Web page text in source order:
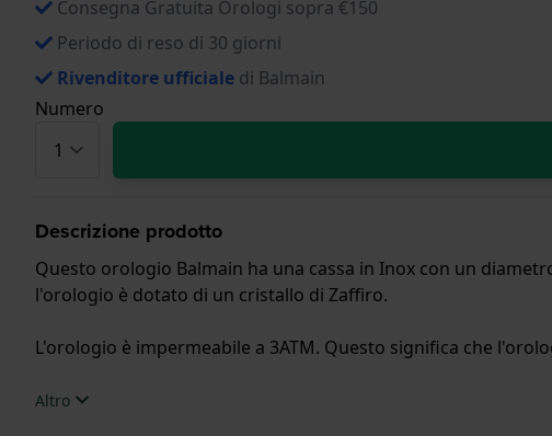
Consegna Gratuita Orologi sopra €150
Periodo di reso di 30 giorni
Rivenditore ufficiale di Balmain
Numero
Descrizione prodotto
Questo orologio Balmain ha una cassa in Inox con un
l'orologio è dotato di un cristallo di Zaffiro.
L'orologio è impermeabile a 3ATM. Questo significa che
.Altro